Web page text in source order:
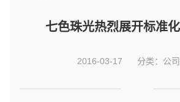
七色珠光热烈展开标准化
2016-03-17 分类：公